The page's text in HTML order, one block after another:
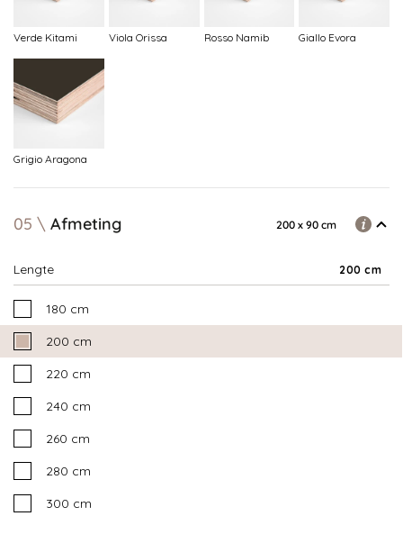
Verde Kitami Viola Orissa Rosso Namib Giallo Evora
Grigio Aragona
05 Afmeting 200 x 90 cm
Lengte 200 cm
180 cm
200 cm
220 cm
240 cm
260 cm
280 cm
300 cm